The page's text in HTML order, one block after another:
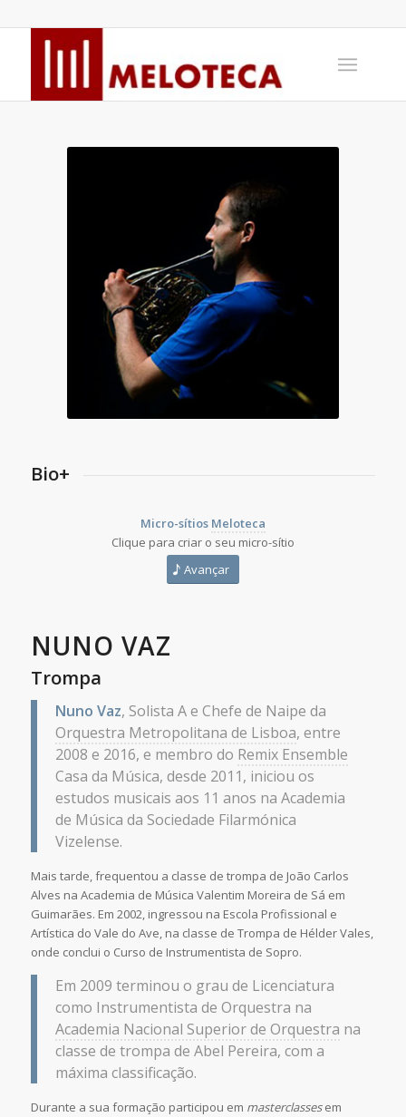
Bio+
Micro-sítios Meloteca
Clique para criar o seu micro-sítio
Avançar
NUNO VAZ
Trompa
Nuno Vaz, Solista A e Chefe de Naipe da
Orquestra Metropolitana de Lisboa, entre
2008 e 2016, e membro do Remix Ensemble
Casa da Música, desde 2011, iniciou os
estudos musicais aos 11 anos na Academia
de Música da Sociedade Filarmónica
Vizelense.
Mais tarde, frequentou a classe de trompa de João Carlos
Alves na Academia de Música Valentim Moreira de Sá em
Guimarães. Em 2002, ingressou na Escola Profissional e
Artística do Vale do Ave, na classe de Trompa de Hélder Vales,
onde conclui o Curso de Instrumentista de Sopro.
Em 2009 terminou o grau de Licenciatura
como Instrumentista de Orquestra na
Academia Nacional Superior de Orquestra na
classe de trompa de Abel Pereira, com a
máxima classificação.
Durante a sua formação participou em masterclassesem